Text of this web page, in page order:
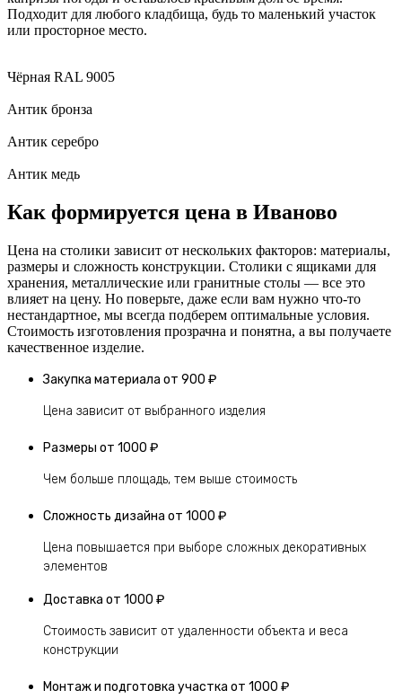
Подходит для любого кладбища, будь то маленький участок
или просторное место.
Чёрная RAL 9005
Антик бронза
Антик серебро
Антик медь
Как формируется цена в Иваново
Цена на столики зависит от нескольких факторов: материалы,
размеры и сложность конструкции. Столики с ящиками для
хранения, металлические или гранитные столы — все это
влияет на цену. Но поверьте, даже если вам нужно что-то
нестандартное, мы всегда подберем оптимальные условия.
Стоимость изготовления прозрачна и понятна, а вы получаете
качественное изделие.
Закупка материала от 900 ₽
Цена зависит от выбранного изделия
Размеры от 1000 ₽
Чем больше площадь, тем выше стоимость
Сложность дизайна от 1000 ₽
Цена повышается при выборе сложных декоративных
элементов
Доставка от 1000 ₽
Стоимость зависит от удаленности объекта и веса
конструкции
Монтаж и подготовка участка от 1000 ₽